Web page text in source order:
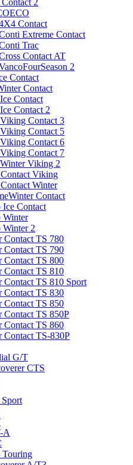
2
Contact
Extreme Contact
Trac
Contact AT
2
Contact
Contact
Contact
Contact 2
Contact 3
Contact 5
Contact 6
Contact 7
Viking 2
Viking
Winter
Contact
Contact
2
TS 780
TS 790
TS 800
TS 810
TS 810 Sport
TS 830
TS 850
TS 850P
TS 860
TS-830P
G/T
CTS
A